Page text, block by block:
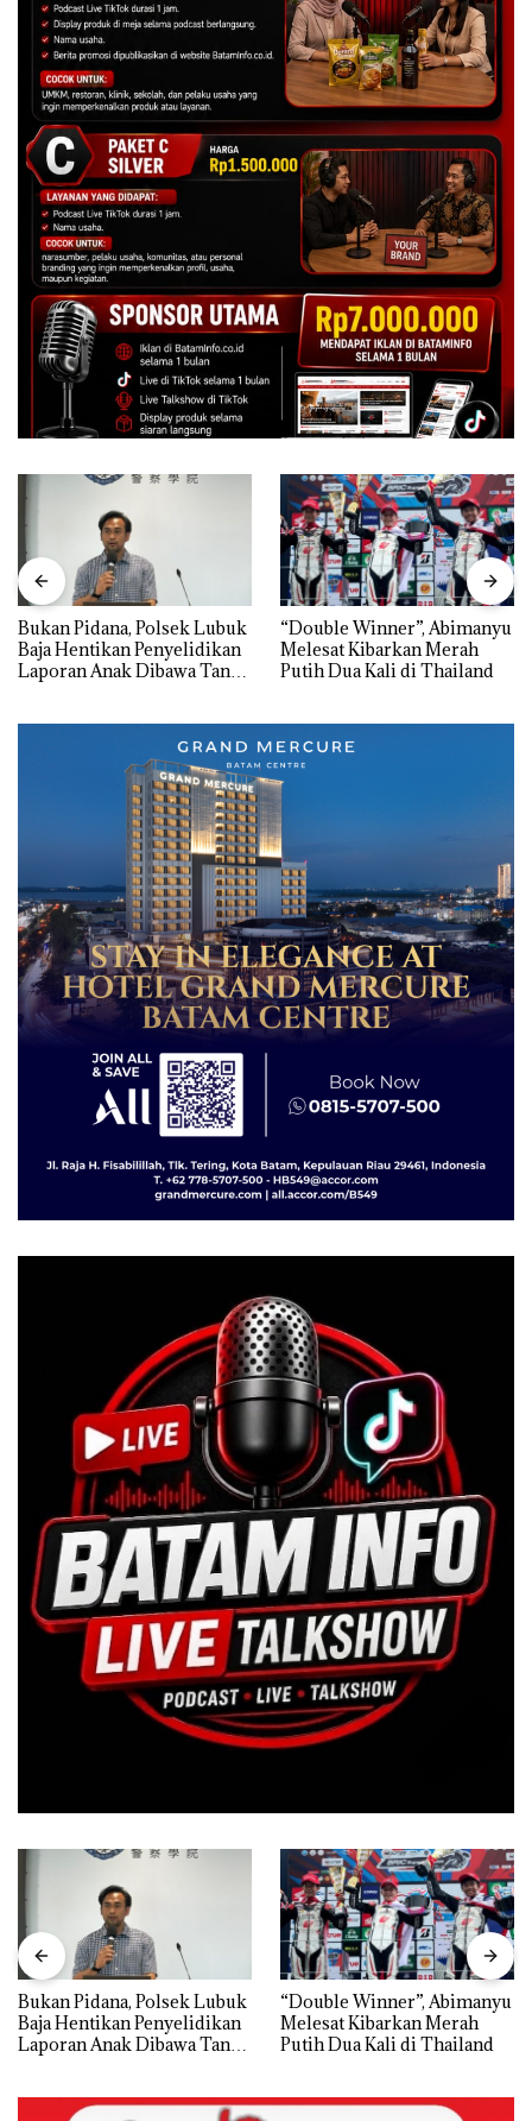
Bukan Pidana, Polsek Lubuk
Baja Hentikan Penyelidikan
Laporan Anak Dibawa Tanpa
“Double Winner”, Abimanyu
Melesat Kibarkan Merah
Putih Dua Kali di Thailand
Bukan Pidana, Polsek Lubuk
Baja Hentikan Penyelidikan
Laporan Anak Dibawa Tanpa
“Double Winner”, Abimanyu
Melesat Kibarkan Merah
Putih Dua Kali di Thailand